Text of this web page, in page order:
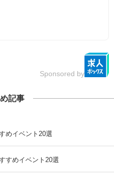
Sponsored by
記事
めイベント20選
すめイベント20選